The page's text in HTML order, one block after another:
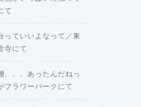
て
っていいよなって／東
寺にて
、、、あったんだねっ
フラワーパークにて